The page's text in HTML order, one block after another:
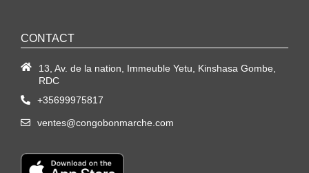
CONTACT
13, Av. de la nation, Immeuble Yetu, Kinshasa Gombe,
RDC
+35699975817
ventes@congobonmarche.com